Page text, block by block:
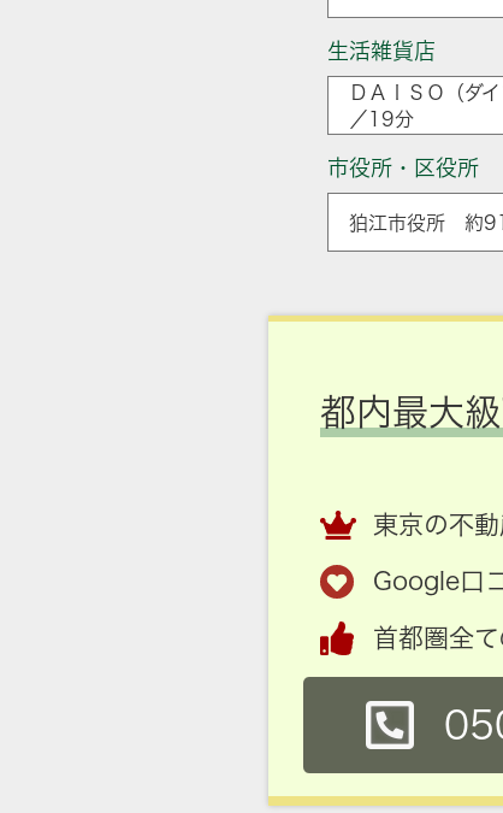
生活雑貨店
ＤＡＩＳＯ（ダ
／19分
市役所・区役所
狛江市役所 約
都内最大
東京の不
Google口
首都圏全